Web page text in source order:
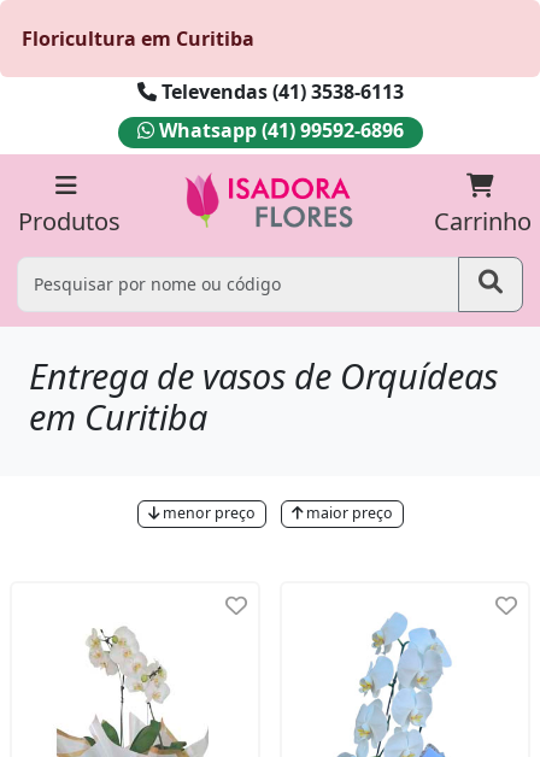
Floricultura em Curitiba
Televendas (41) 3538-6113
Whatsapp (41) 99592-6896
Produtos Carrinho
Entrega de vasos de Orquídeas
em Curitiba
menor preço maior preço